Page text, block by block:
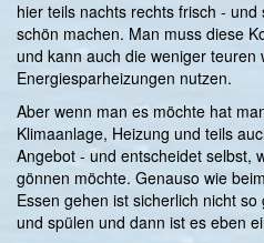
hier teils nachts rechts frisch -
schön machen. Man muss diese
und kann auch die weniger teuren
Energiesparheizungen nutzen.
Aber wenn man es möchte hat
Klimaanlage, Heizung und teils
Angebot - und entscheidet selbst,
gönnen möchte. Genauso wie
Essen gehen ist sicherlich nicht
und spülen und dann ist es eben